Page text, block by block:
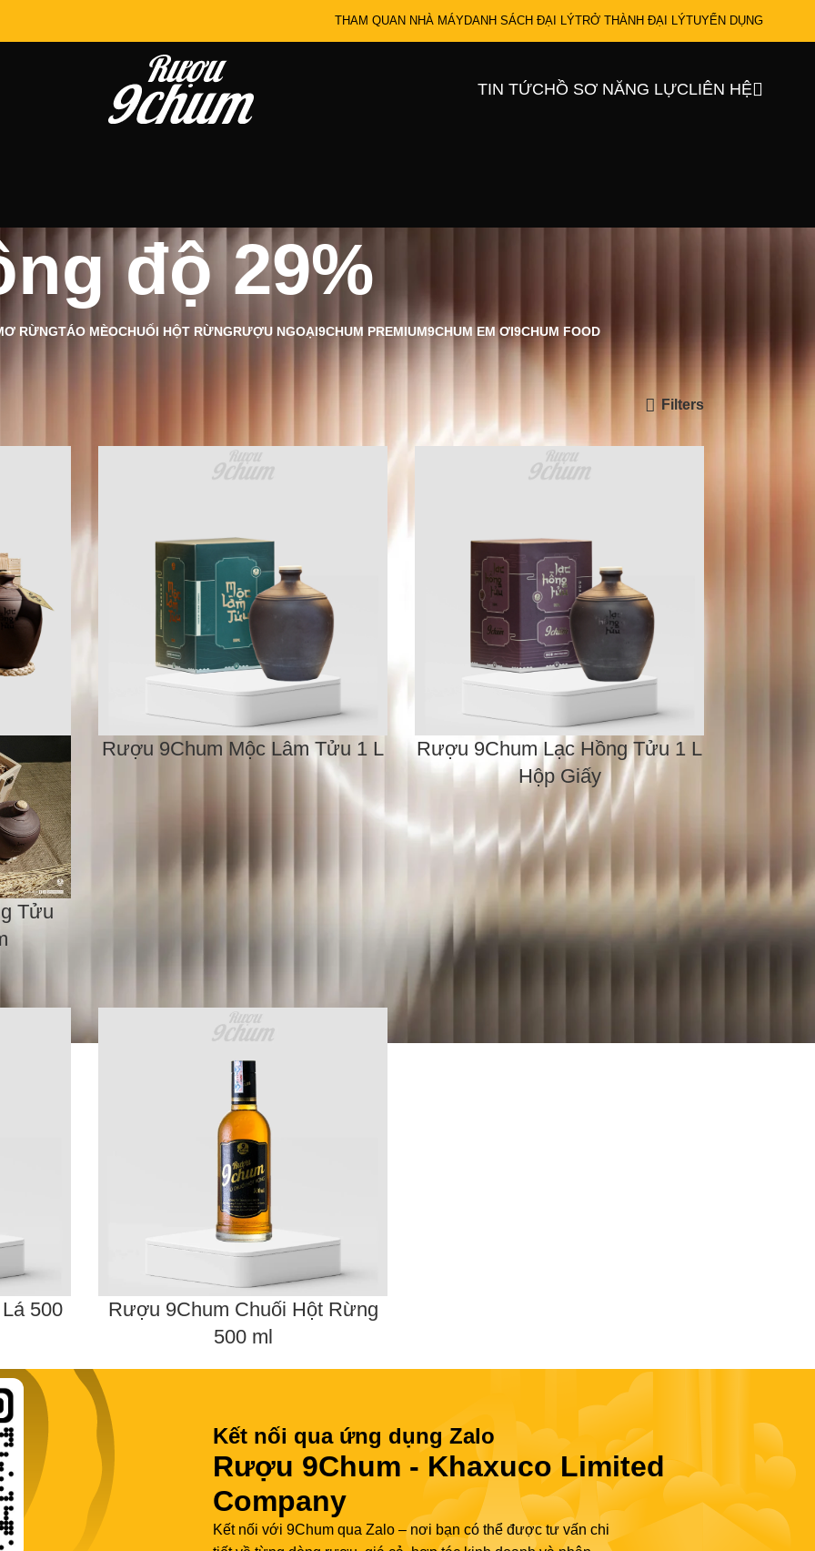
THAM QUAN NHÀ MÁYDANH SÁCH ĐẠI LÝTRỞ THÀNH ĐẠI LÝTUYỂN DỤNG
TIN TỨCHỒ SƠ NĂNG LỰCLIÊN HỆ
độ 29%
RỪNGTÁO MÈOCHUỐI HỘT RỪNGRƯỢU NGOẠI9CHUM PREMIUM9CHUM EM ƠI9CHUM FOOD
Filters
Tửu
Rượu 9Chum Mộc Lâm Tửu 1 L
Rượu 9Chum Lạc Hồng Tửu 1 L
Hộp Giấy
500
Rượu 9Chum Chuối Hột Rừng
500 ml
Kết nối qua ứng dụng Zalo
Rượu 9Chum - Khaxuco Limited
Company
Kết nối với 9Chum qua Zalo – nơi bạn có thể được tư vấn chi